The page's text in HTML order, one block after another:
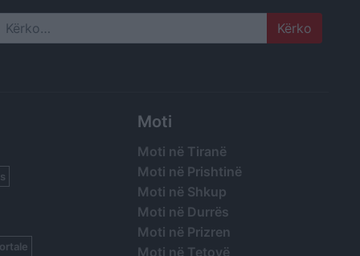
Moti
Moti në Tiranë
Moti në Prishtinë
Moti në Shkup
Moti në Durrës
Moti në Prizren
Moti në Tetovë